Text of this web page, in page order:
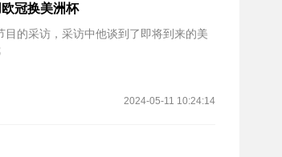
冠换美洲杯
的采访，采访中他谈到了即将到来的美
2024-05-11 10:24:14